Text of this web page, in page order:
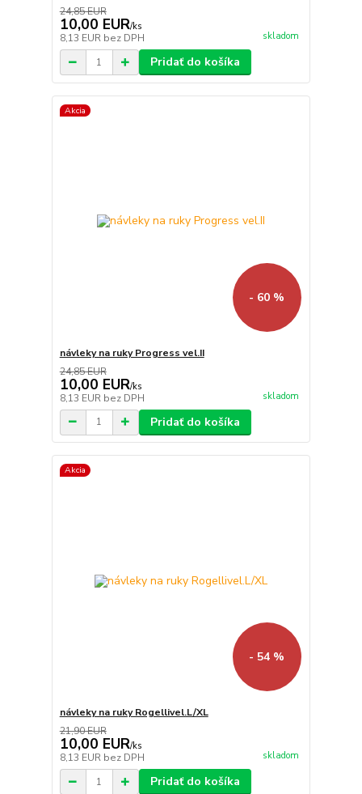
24,85 EUR
10,00 EUR/ks
8,13 EUR bez DPH skladom
Pridať do košíka
Akcia
- 60 %
návleky na ruky Progress vel.II
24,85 EUR
10,00 EUR/ks
8,13 EUR bez DPH skladom
Pridať do košíka
Akcia
- 54 %
návleky na ruky Rogellivel.L/XL
21,90 EUR
10,00 EUR/ks
8,13 EUR bez DPH skladom
Pridať do košíka